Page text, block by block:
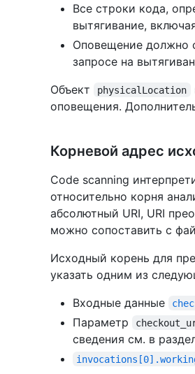
Все строки кода,
вытягивание,
Оповещение должно
запросе на
Объект
physicalLocation
оповещения.
Корневой адрес
Code scanning
относительно корня
абсолютный URI, URI
можно сопоставить с
Исходный корень для
указать одним из
Входные данные
Параметр
сведения см. в